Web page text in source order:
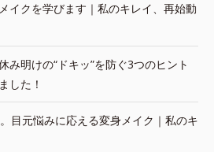
イクを学びます｜私のキレイ、再始動
み明けの“ドキッ”を防ぐ3つのヒント
した！
目元悩みに応える変身メイク｜私のキ